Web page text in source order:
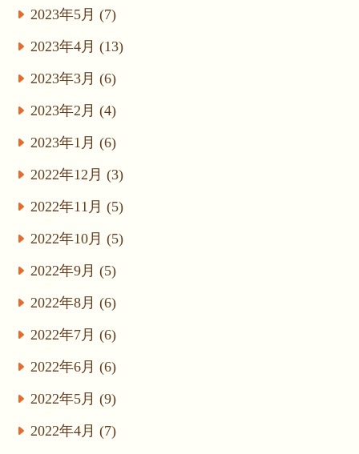
2023年5月 (7)
2023年4月 (13)
2023年3月 (6)
2023年2月 (4)
2023年1月 (6)
2022年12月 (3)
2022年11月 (5)
2022年10月 (5)
2022年9月 (5)
2022年8月 (6)
2022年7月 (6)
2022年6月 (6)
2022年5月 (9)
2022年4月 (7)